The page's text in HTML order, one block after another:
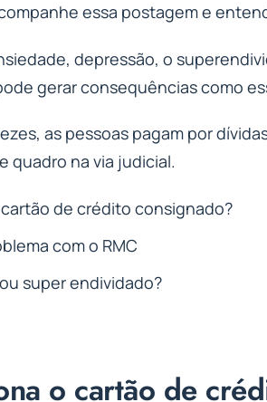
essa postagem e
depressão, o
gerar consequências como
as pessoas pagam por
quadro na via judicial.
de crédito consignado?
com o RMC
super endividado?
o cartão de